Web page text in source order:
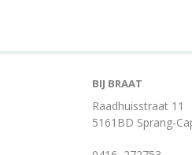
BIJ BRAAT
Raadhuisstraat 11
5161BD Sprang-